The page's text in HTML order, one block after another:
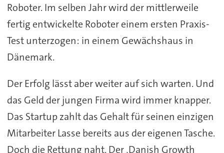
Roboter. Im selben Jahr wird der mittlerweile
fertig entwickelte Roboter einem ersten Praxis-
Test unterzogen: in einem Gewächshaus in
Dänemark.
Der Erfolg lässt aber weiter auf sich warten. Und
das Geld der jungen Firma wird immer knapper.
Das Startup zahlt das Gehalt für seinen einzigen
Mitarbeiter Lasse bereits aus der eigenen Tasche.
Doch die Rettung naht. Der ‚Danish Growth